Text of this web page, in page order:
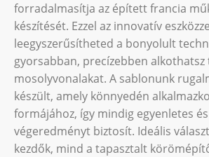
forradalmasítja az épített francia
készítését. Ezzel az innovatív
leegyszerűsítheted a bonyolult
gyorsabban, precízebben alkothatsz
mosolyvonalakat. A sablonunk
készült, amely könnyedén
formájához, így mindig egyenletes
végeredményt biztosít. Ideális
kezdők, mind a tapasztalt